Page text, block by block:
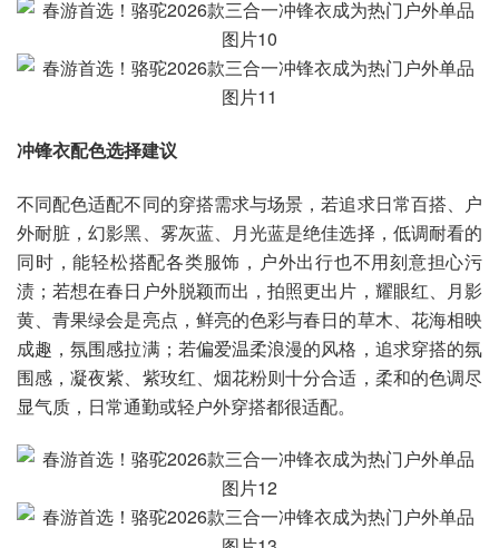
冲锋衣配色选择建议
不同配色适配不同的穿搭需求与场景，若追求日常百搭、户
外耐脏，幻影黑、雾灰蓝、月光蓝是绝佳选择，低调耐看的
同时，能轻松搭配各类服饰，户外出行也不用刻意担心污
渍；若想在春日户外脱颖而出，拍照更出片，耀眼红、月影
黄、青果绿会是亮点，鲜亮的色彩与春日的草木、花海相映
成趣，氛围感拉满；若偏爱温柔浪漫的风格，追求穿搭的氛
围感，凝夜紫、紫玫红、烟花粉则十分合适，柔和的色调尽
显气质，日常通勤或轻户外穿搭都很适配。